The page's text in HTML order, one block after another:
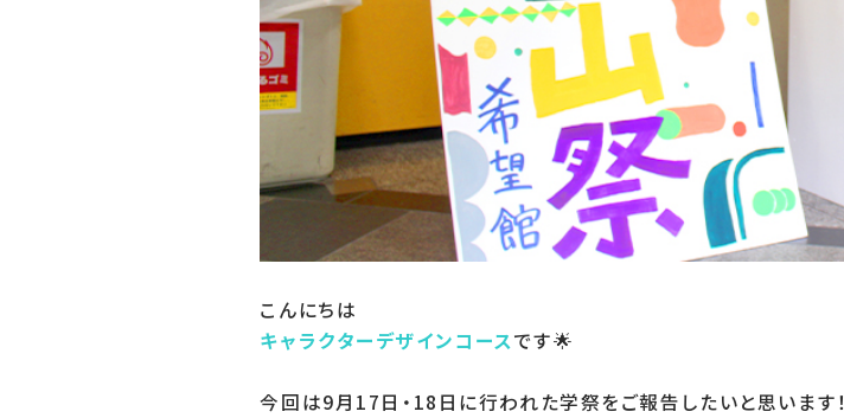
キャラクターデザインコースです🌟
今回は9月17日・18日に行われた学祭をご報告したいと思います！